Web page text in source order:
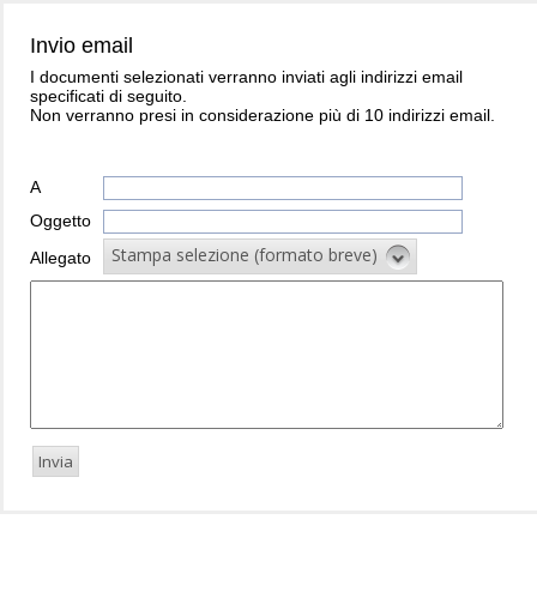
Invio email
I documenti selezionati verranno inviati agli indirizzi email
specificati di seguito.
Non verranno presi in considerazione più di 10 indirizzi email.
A
Oggetto
Allegato
Stampa selezione (formato breve)